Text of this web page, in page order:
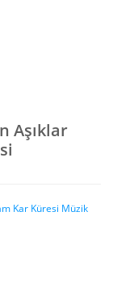
Aşıklar
Kar Küresi Müzik